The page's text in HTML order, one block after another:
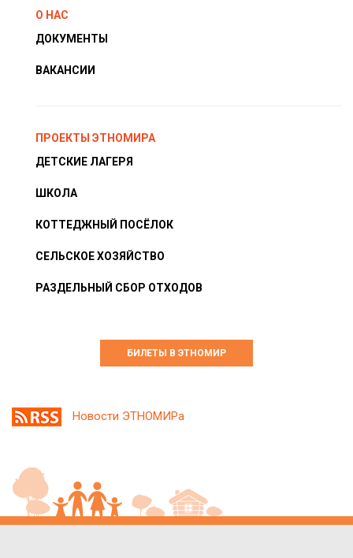
О НАС
ДОКУМЕНТЫ
ВАКАНСИИ
ПРОЕКТЫ ЭТНОМИРА
ДЕТСКИЕ ЛАГЕРЯ
ШКОЛА
КОТТЕДЖНЫЙ ПОСЁЛОК
СЕЛЬСКОЕ ХОЗЯЙСТВО
РАЗДЕЛЬНЫЙ СБОР ОТХОДОВ
БИЛЕТЫ В ЭТНОМИР
Новости ЭТНОМИРа